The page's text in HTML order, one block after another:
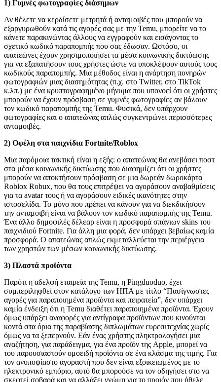
1) Γυμνές φωτογραφίες διάσημων
Αν θέλετε να κερδίσετε μετρητά ή ανταμοιβές που μπορούν να
εξαργυρωθούν κατά τις αγορές σας με την Temu, μπορείτε να το
κάνετε παρακινώντας άλλους να εγγραφούν και εισάγοντας το
σχετικό κωδικό παραπομπής που σας έδωσαν. Ωστόσο, οι
απατεώνες έχουν χρησιμοποιήσει τα μέσα κοινωνικής δικτύωσης
για να εξαπατήσουν τους χρήστες ώστε να υποκλέψουν αυτούς τους
κωδικούς παραπομπής. Μια μέθοδος είναι η ανάρτηση πονηρών
φωτογραφιών μιας διασημότητας (π.χ. στο Twitter, στο TikTok
κ.λπ.) με ένα κρυπτογραφημένο μήνυμα που υπονοεί ότι οι χρήστες
μπορούν να έχουν πρόσβαση σε γυμνές φωτογραφίες αν βάλουν
τον κωδικό παραπομπής της Temu. Φυσικά, δεν υπάρχουν
φωτογραφίες και ο απατεώνας απλώς συγκεντρώνει περισσότερες
ανταμοιβές.
2) Οφέλη στα παιχνίδια Fortnite/Roblox
Μια παρόμοια τακτική είναι η εξής: ο απατεώνας θα ανεβάσει ποστ
στα μέσα κοινωνικής δικτύωσης που διαφημίζει ότι οι χρήστες
μπορούν να αποκτήσουν πρόσβαση σε μια δωρεάν δωροκάρτα
Roblox Robux, που θα τους επιτρέψει να αγοράσουν αναβαθμίσεις
για τα avatar τους ή να αγοράσουν ειδικές ικανότητες στην
ιστοσελίδα. Το μόνο που πρέπει να κάνουν για να διεκδικήσουν
την ανταμοιβή είναι να βάλουν τον κωδικό παραπομπής της Temu.
Ένα άλλο δημοφιλές δέλεαρ είναι η προσφορά σπάνιων skins του
παιχνιδιού Fortnite. Για άλλη μια φορά, δεν υπάρχει βεβαίως καμία
προσφορά. Ο απατεώνας απλώς εκμεταλλεύεται την περιέργεια
των χρηστών των μέσων κοινωνικής δικτύωσης.
3) Πλαστά προϊόντα
Παρότι η αδελφή εταιρεία της Temu, η Pingduoduo, έχει
συμπεριληφθεί στον κατάλογο των ΗΠΑ με τίτλο “Πασίγνωστες
αγορές για παραποιημένα προϊόντα και πειρατεία”, δεν υπάρχει
καμία ένδειξη ότι η Temu διαθέτει παραποιημένα προϊόντα. Έχουν
όμως υπάρξει αναφορές για αντίγραφα προϊόντων που κινούνται
κοντά στα όρια της παραβίασης διπλωμάτων ευρεσιτεχνίας χωρίς
όμως να τα ξεπερνούν. Εάν ένας χρήστης πληκτρολογήσει μια
αναζήτηση, για παράδειγμα, για ένα προϊόν της Apple, μπορεί να
του παρουσιαστούν ομοειδή προϊόντα σε ένα κλάσμα της τιμής. Για
τον ανυποψίαστο αγοραστή που δεν είναι εξοικειωμένος με το
ηλεκτρονικό εμπόριο, αυτό θα μπορούσε να τον οδηγήσει στο να
σκεφτεί σοβαρά και να αλλάξει γνώμη για το προιόν που ήθελε